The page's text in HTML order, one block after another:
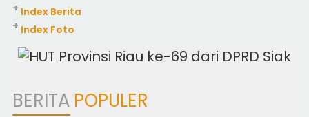
Index Berita
+
Index Foto
+
BERITA POPULER